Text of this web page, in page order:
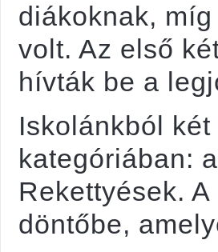
diákoknak,
volt. Az első
hívták be a
Iskolánkból
kategóriában:
Rekettyések.
döntőbe,